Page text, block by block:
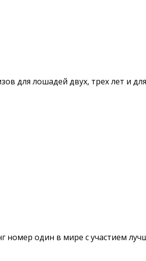
для лошадей двух, трех лет и
один в мире с участием